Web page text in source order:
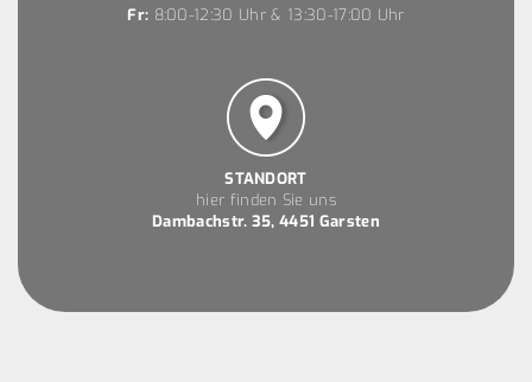
Fr: 8:00-12:30 Uhr & 13:30-17:00 Uhr
STANDORT
hier finden Sie uns
Dambachstr. 35, 4451 Garsten